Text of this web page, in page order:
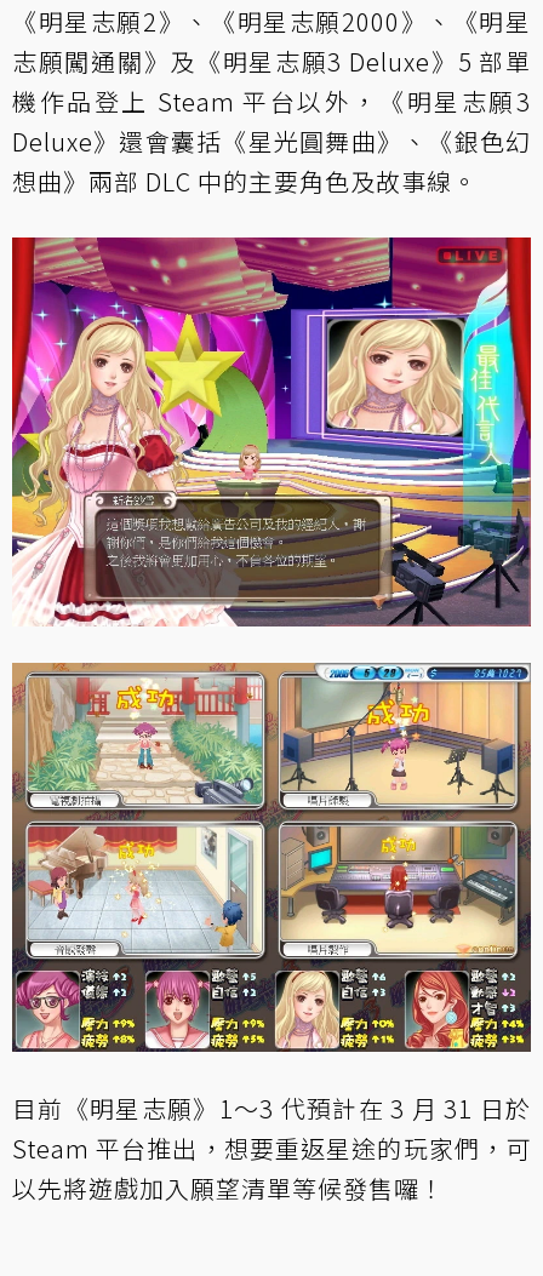
《明星志願2》、《明星志願2000》、《明星
志願闖通關》及《明星志願3 Deluxe》5 部單
機作品登上 Steam 平台以外，《明星志願3
Deluxe》還會囊括《星光圓舞曲》、《銀色幻
想曲》兩部 DLC 中的主要角色及故事線。
目前《明星志願》1～3 代預計在 3 月 31 日於
Steam 平台推出，想要重返星途的玩家們，可
以先將遊戲加入願望清單等候發售囉！